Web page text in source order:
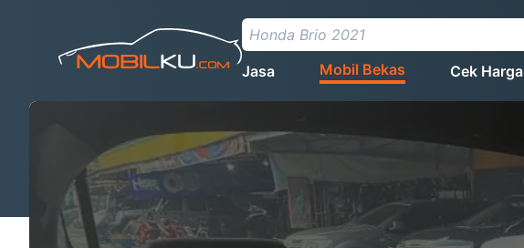
Jasa Mobil Bekas Cek Harga